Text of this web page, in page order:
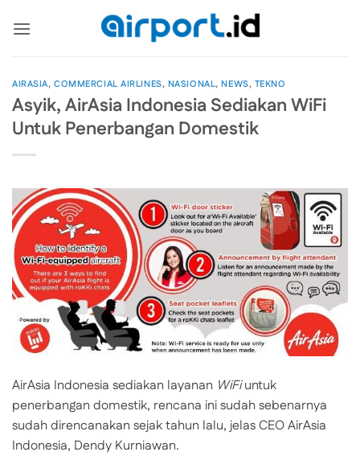
AIRASIA,COMMERCIAL AIRLINES, NASIONAL,NEWS, TEKNO
Asyik, AirAsia Indonesia Sediakan WiFi
Untuk Penerbangan Domestik
AirAsia Indonesia sediakan layanan WiFiuntuk
penerbangan domestik, rencana ini sudah sebenarnya
sudah direncanakan sejak tahun lalu, jelas CEO AirAsia
Indonesia, Dendy Kurniawan.